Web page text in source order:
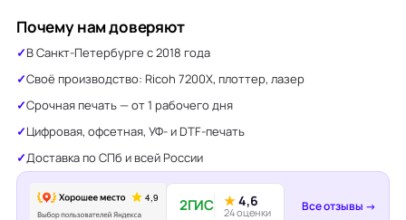
Почему нам доверяют
В Санкт-Петербурге с 2018 года
Своё производство: Ricoh 7200X, плоттер, лазер
Срочная печать — от 1 рабочего дня
Цифровая, офсетная, УФ- и DTF-печать
Доставка по СПб и всей России
2ГИС ★4,6
24 оценки Все отзывы →